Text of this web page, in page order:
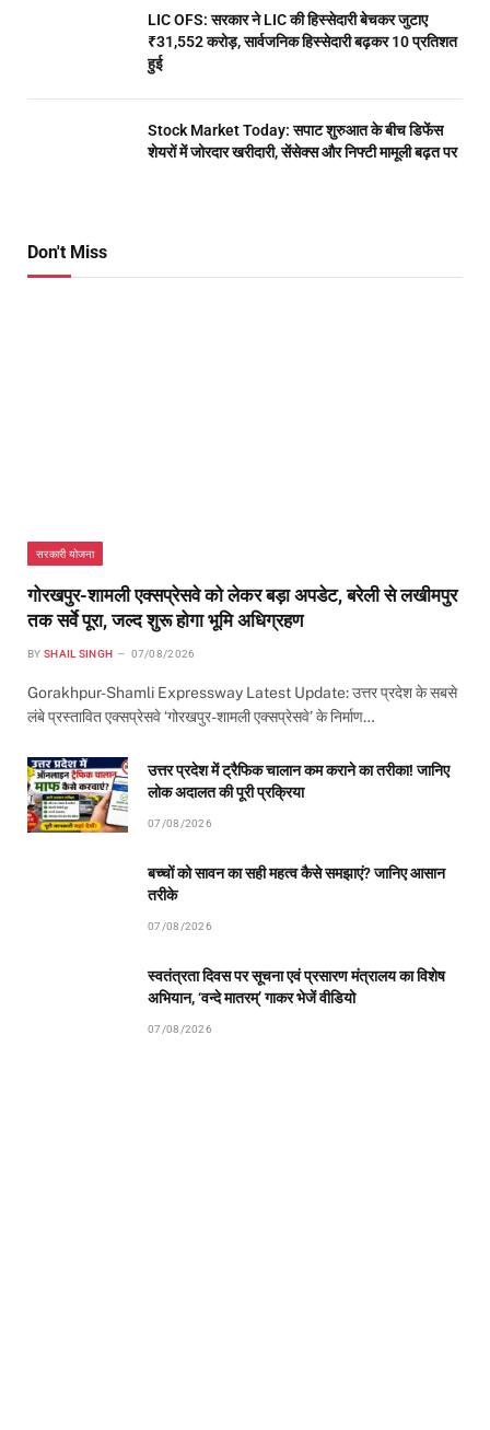
LIC OFS: सरकार ने LIC की हिस्सेदारी बेचकर जुटाए
₹31,552 करोड़, सार्वजनिक हिस्सेदारी बढ़कर 10 प्रतिशत
हुई
Stock Market Today: सपाट शुरुआत के बीच डिफेंस
शेयरों में जोरदार खरीदारी, सेंसेक्स और निफ्टी मामूली बढ़त पर
Don't Miss
सरकारी योजना
गोरखपुर-शामली एक्सप्रेसवे को लेकर बड़ा अपडेट, बरेली से लखीमपुर
तक सर्वे पूरा, जल्द शुरू होगा भूमि अधिग्रहण
BY SHAIL SINGH 07/08/2026
Gorakhpur-Shamli Expressway Latest Update: उत्तर प्रदेश के सबसे
लंबे प्रस्तावित एक्सप्रेसवे ‘गोरखपुर-शामली एक्सप्रेसवे’ के निर्माण…
उत्तर प्रदेश में ट्रैफिक चालान कम कराने का तरीका! जानिए
लोक अदालत की पूरी प्रक्रिया
07/08/2026
बच्चों को सावन का सही महत्व कैसे समझाएं? जानिए आसान
तरीके
07/08/2026
स्वतंत्रता दिवस पर सूचना एवं प्रसारण मंत्रालय का विशेष
अभियान, ‘वन्दे मातरम्’ गाकर भेजें वीडियो
07/08/2026